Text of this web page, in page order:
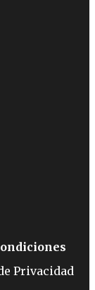
Privacidad